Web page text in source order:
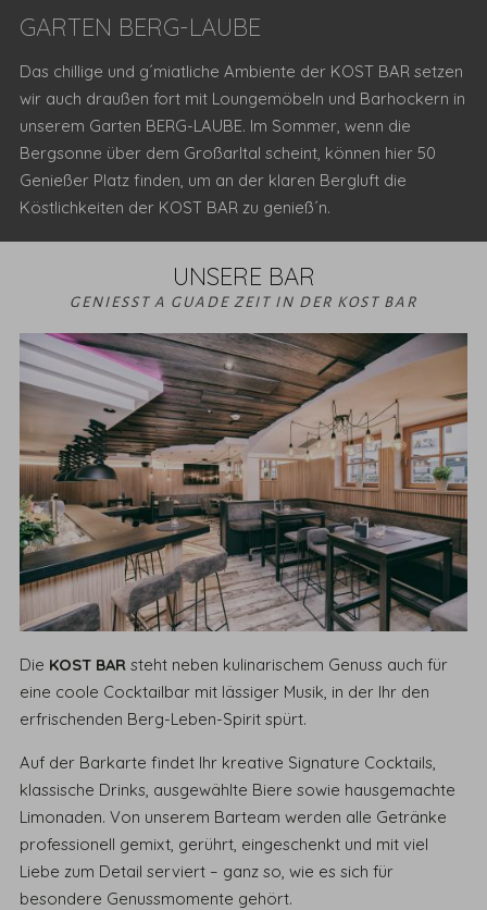
GARTEN BERG-LAUBE
Das chillige und g´miatliche Ambiente der KOST BAR setzen
wir auch draußen fort mit Loungemöbeln und Barhockern in
unserem Garten BERG-LAUBE. Im Sommer, wenn die
Bergsonne über dem Großarltal scheint, können hier 50
Genießer Platz finden, um an der klaren Bergluft die
Köstlichkeiten der KOST BAR zu genieß´n.
UNSERE BAR
GENIESST A GUADE ZEIT IN DER KOST BAR
Die KOST BAR steht neben kulinarischem Genuss auch für
eine coole Cocktailbar mit lässiger Musik, in der Ihr den
erfrischenden Berg-Leben-Spirit spürt.
Auf der Barkarte findet Ihr kreative Signature Cocktails,
klassische Drinks, ausgewählte Biere sowie hausgemachte
Limonaden. Von unserem Barteam werden alle Getränke
professionell gemixt, gerührt, eingeschenkt und mit viel
Liebe zum Detail serviert – ganz so, wie es sich für
besondere Genussmomente gehört.